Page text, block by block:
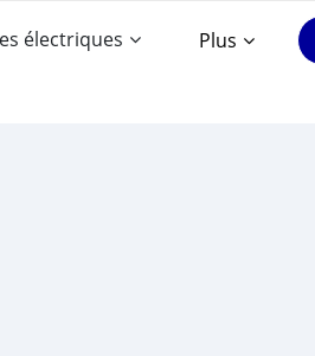
électriques Plus